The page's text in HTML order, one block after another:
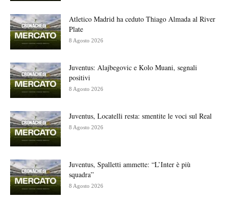
Atletico Madrid ha ceduto Thiago Almada al River
Plate
8 Agosto 2026
Juventus: Alajbegovic e Kolo Muani, segnali
positivi
8 Agosto 2026
Juventus, Locatelli resta: smentite le voci sul Real
8 Agosto 2026
Juventus, Spalletti ammette: “L’Inter è più
squadra”
8 Agosto 2026